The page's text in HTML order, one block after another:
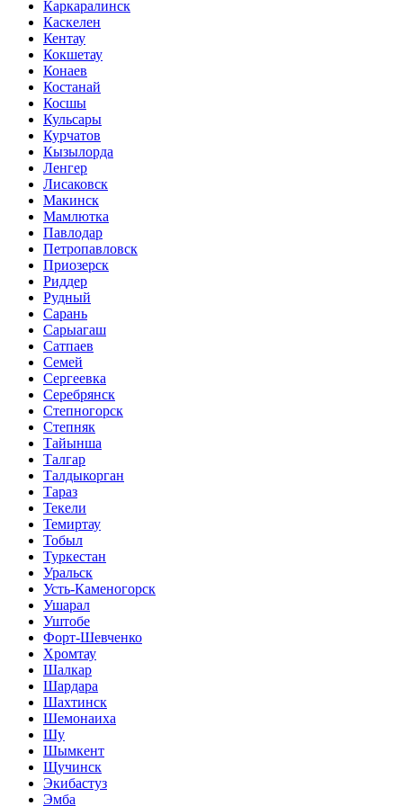
Каркаралинск
Каскелен
Кентау
Кокшетау
Конаев
Костанай
Косшы
Кульсары
Курчатов
Кызылорда
Ленгер
Лисаковск
Макинск
Мамлютка
Павлодар
Петропавловск
Приозерск
Риддер
Рудный
Сарань
Сарыагаш
Сатпаев
Семей
Сергеевка
Серебрянск
Степногорск
Степняк
Тайынша
Талгар
Талдыкорган
Тараз
Текели
Темиртау
Тобыл
Туркестан
Уральск
Усть-Каменогорск
Ушарал
Уштобе
Форт-Шевченко
Хромтау
Шалкар
Шардара
Шахтинск
Шемонаиха
Шу
Шымкент
Щучинск
Экибастуз
Эмба